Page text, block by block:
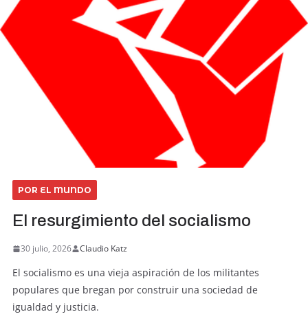
POR EL MUNDO
El resurgimiento del socialismo
30 julio, 2026 Claudio Katz
El socialismo es una vieja aspiración de los militantes
populares que bregan por construir una sociedad de
igualdad y justicia.